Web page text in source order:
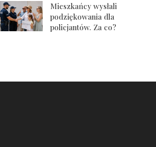
Mieszkańcy wysłali
podziękowania dla
policjantów. Za co?